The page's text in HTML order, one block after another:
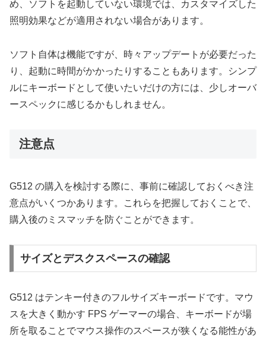
め、ソフトを起動していない環境では、カスタマイズした
照明効果などが適用されない場合があります。
ソフト自体は機能ですが、時々アップデートが必要だった
り、起動に時間がかかったりすることもあります。シンプ
ルにキーボードとして使いたいだけの方には、少しオーバ
ースペックに感じるかもしれません。
注意点
G512 の購入を検討する際に、事前に確認しておくべき注
意点がいくつかあります。これらを把握しておくことで、
購入後のミスマッチを防ぐことができます。
サイズとデスクスペースの確認
G512 はテンキー付きのフルサイズキーボードです。マウ
スを大きく動かす FPS ゲーマーの場合、キーボードが場
所を取ることでマウス操作のスペースが狭くなる能性があ